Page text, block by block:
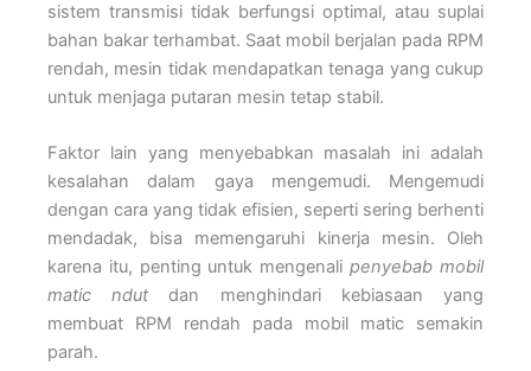
sistem transmisi tidak berfungsi optimal, atau suplai
bahan bakar terhambat. Saat mobil berjalan pada RPM
rendah, mesin tidak mendapatkan tenaga yang cukup
untuk menjaga putaran mesin tetap stabil.
Faktor lain yang menyebabkan masalah ini adalah
kesalahan dalam gaya mengemudi. Mengemudi
dengan cara yang tidak efisien, seperti sering berhenti
mendadak, bisa memengaruhi kinerja mesin. Oleh
karena itu, penting untuk mengenalipenyebab mobil
matic ndut dan menghindari kebiasaan yang
membuat RPM rendah pada mobil matic semakin
parah.